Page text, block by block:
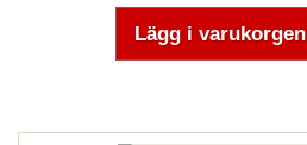
Lägg i varukorgen